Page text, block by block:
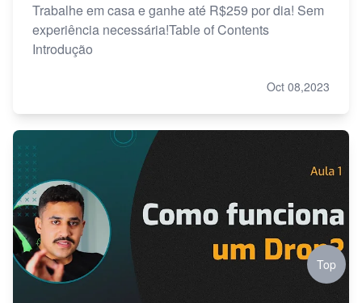
Trabalhe em casa e ganhe até R$259 por dia! Sem
experiência necessária!Table of Contents
Introdução
Oct 08,2023
Top